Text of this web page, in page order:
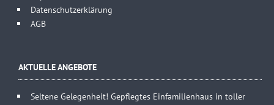
Datenschutzerklärung
AGB
AKTUELLE ANGEBOTE
Seltene Gelegenheit! Gepflegtes Einfamilienhaus in toller